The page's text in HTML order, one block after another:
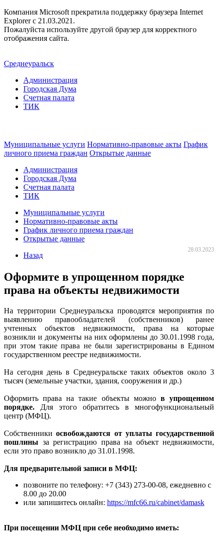
Компания Microsoft прекратила поддержку браузера Internet
Explorer c 21.03.2021.
Пожалуйста используйте другой браузер для корректного
отображения сайта.
Среднеуральск
Администрация
Городская Дума
Счетная палата
ТИК
Муниципальные услуги Нормативно-правовые акты График
личного приема граждан Открытые данные
Администрация
Городская Дума
Счетная палата
ТИК
Муниципальные услуги
Нормативно-правовые акты
График личного приема граждан
Открытые данные
Назад
28.03.2023
Оформите в упрощенном порядке
права на объекты недвижимости
На территории Среднеуральска проводятся мероприятия по
выявлению правообладателей (собственников) ранее
учтенных объектов недвижимости, права на которые
возникли и документы на них оформлены до 30.01.1998 года,
при этом такие права не были зарегистрированы в Едином
государственном реестре недвижимости.
На сегодня день в Среднеуральске таких объектов около 3
тысяч (земельные участки, здания, сооружения и др.)
Оформить права на такие объекты можно в упрощенном
порядке. Для этого обратитесь в многофункциональный
центр (МФЦ).
Собственникиосвобождаются от уплаты государственной
пошлины за регистрацию права на объект недвижимости,
если это право возникло до 31.01.1998.
Для предварительной записи в МФЦ:
позвоните по телефону: +7 (343) 273-00-08, ежедневно с
8.00 до 20.00
или запишитесь онлайн: https://mfc66.ru/cabinet/damask
При посещении МФЦ при себе необходимо иметь: